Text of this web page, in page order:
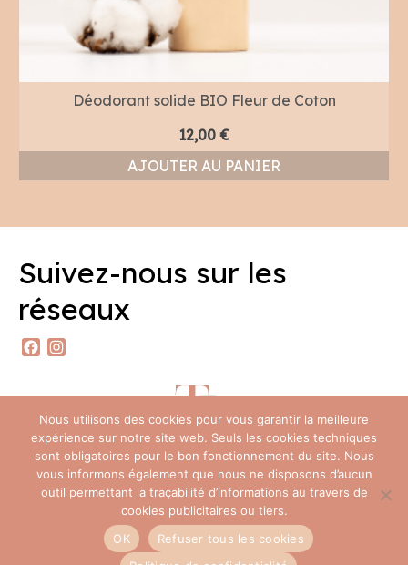
Déodorant solide BIO Fleur de Coton
12,00 €
AJOUTER AU PANIER
Suivez-nous sur les
réseaux
Facebook
Foire Aux Questions
Mentions légales CGV
Nous utilisons des cookies pour vous garantir la meilleure
expérience sur notre site web. Seuls les cookies techniques
sont obligatoires pour le bon fonctionnement du site. Nous
vous informons également que nous ne disposons d’aucun
outil permettant la traçabilité d’informations au travers de
cookies publicitaires ou tiers.
OK
Refuser tous les cookies